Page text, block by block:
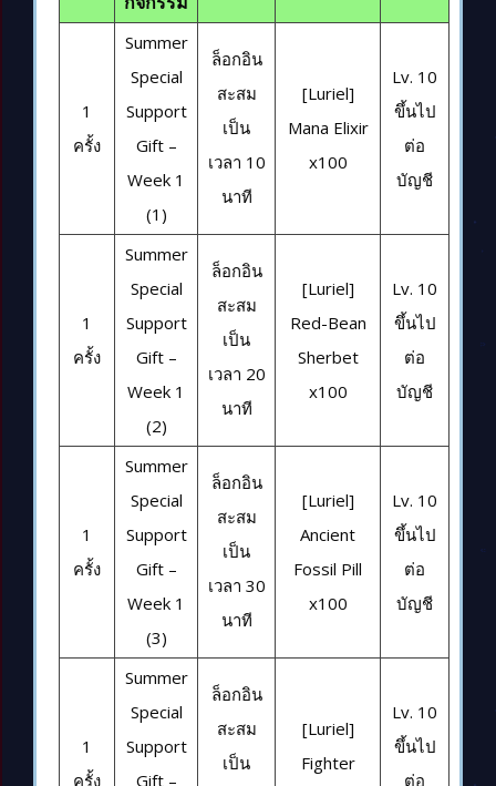
1
ครั้ง
Summer
Special
Support
Gift –
Week 1
(1)
ล็อกอิน
สะสม
เป็น
เวลา 10
นาที
[Luriel]
Mana Elixir
x100
Lv. 10
ขึ้นไป
ต่อ
บัญชี
1
ครั้ง
Summer
Special
Support
Gift –
Week 1
(2)
ล็อกอิน
สะสม
เป็น
เวลา 20
นาที
[Luriel]
Red-Bean
Sherbet
x100
Lv. 10
ขึ้นไป
ต่อ
บัญชี
1
ครั้ง
Summer
Special
Support
Gift –
Week 1
(3)
ล็อกอิน
สะสม
เป็น
เวลา 30
นาที
[Luriel]
Ancient
Fossil Pill
x100
Lv. 10
ขึ้นไป
ต่อ
บัญชี
1
ครั้ง
Summer
Special
Support
Gift –
ล็อกอิน
สะสม
เป็น
[Luriel]
Fighter
Lv. 10
ขึ้นไป
ต่อ